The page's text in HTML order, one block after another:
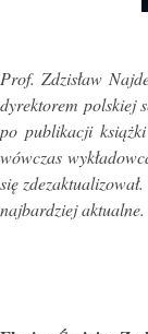
Prof. Zdzisław
dyrektorem polskiej
po publikacji
wówczas
się
najbardziej aktualne.